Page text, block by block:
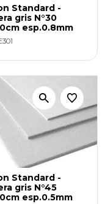
Standard -
gris N°30
esp.0.8mm
Standard -
gris N°45
esp.0.5mm